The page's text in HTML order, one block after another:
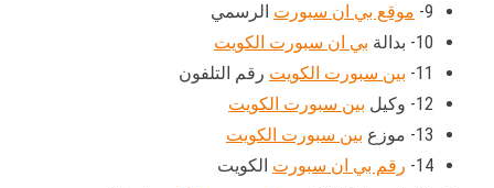
9- موقع بي ان سبورت الرسمي
10- بدالة
بي ان سبورت الكويت
11- بين سبورت الكويت رقم التلفون
12- وكيل
بين سبورت الكويت
13- موزع
بين سبورت الكويت
14- رقم بي ان سبورت الكويت